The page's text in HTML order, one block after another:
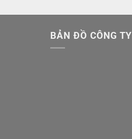
BẢN ĐỒ CÔNG TY